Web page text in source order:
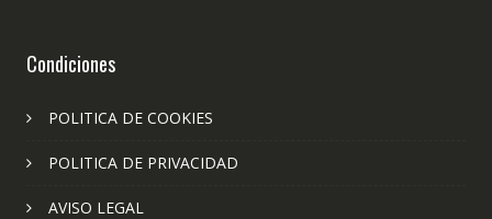
Condiciones
POLITICA DE COOKIES
POLITICA DE PRIVACIDAD
AVISO LEGAL